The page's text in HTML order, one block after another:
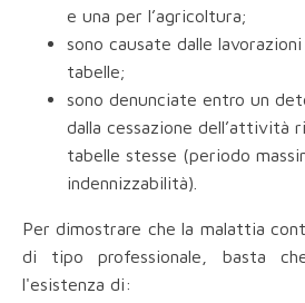
e una per l’agricoltura;
sono causate dalle
tabelle;
sono denunciate entro un
dalla cessazione dell’attività
tabelle stesse (periodo
indennizzabilità).
Per dimostrare che la malattia
di tipo professionale, basta
l'esistenza di: